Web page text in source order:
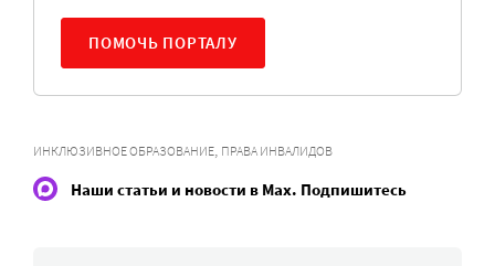
ПОМОЧЬ ПОРТАЛУ
ИНКЛЮЗИВНОЕ ОБРАЗОВАНИЕ, ПРАВА ИНВАЛИДОВ
Наши статьи и новости в Max. Подпишитесь